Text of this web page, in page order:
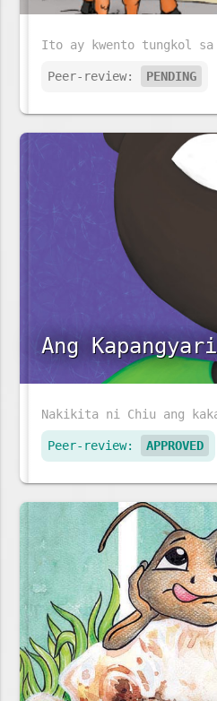
Peer-review: PENDING
Ang
Peer-review: APPROVED